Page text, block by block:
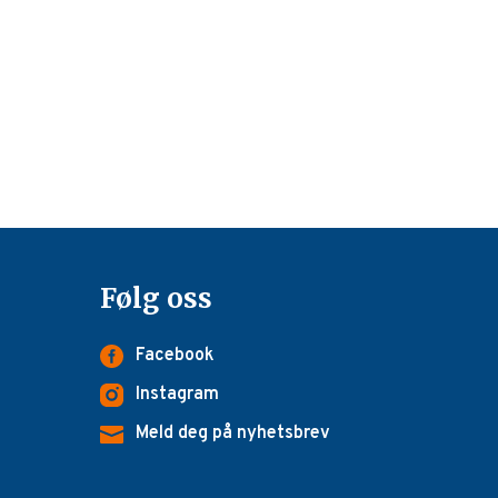
Følg oss
Facebook
Instagram
Meld deg på nyhetsbrev